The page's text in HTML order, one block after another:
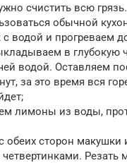
счистить всю
обычной
водой и прогреваем
в глубокую
водой. Оставляем
за это время вся
лимоны из воды,
обеих сторон макушки
Резать